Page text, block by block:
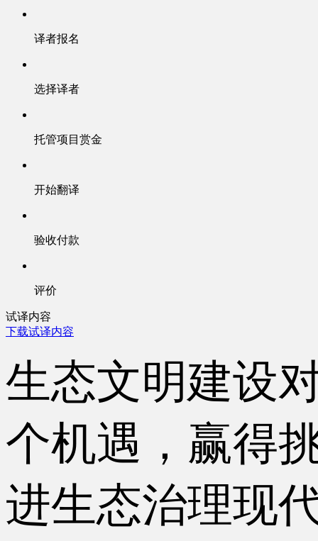
译者报名
选择译者
托管项目赏金
开始翻译
验收付款
评价
试译内容
下载试译内容
生态文明建设
个机遇，赢得
进生态治理现